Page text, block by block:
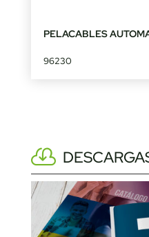
PELACABLES
96230